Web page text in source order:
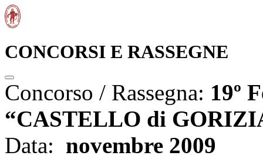
CONCORSI E RASSEGNE
Concorso / Rassegna: 19º
“CASTELLO di
Data: novembre 2009